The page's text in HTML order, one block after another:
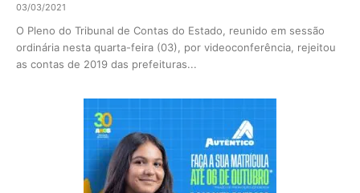
03/03/2021
O Pleno do Tribunal de Contas do Estado, reunido em sessão
ordinária nesta quarta-feira (03), por videoconferência, rejeitou
as contas de 2019 das prefeituras...